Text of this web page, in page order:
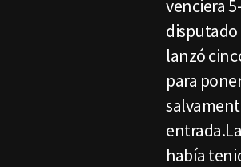
venciera
disputado
lanzó
para
había